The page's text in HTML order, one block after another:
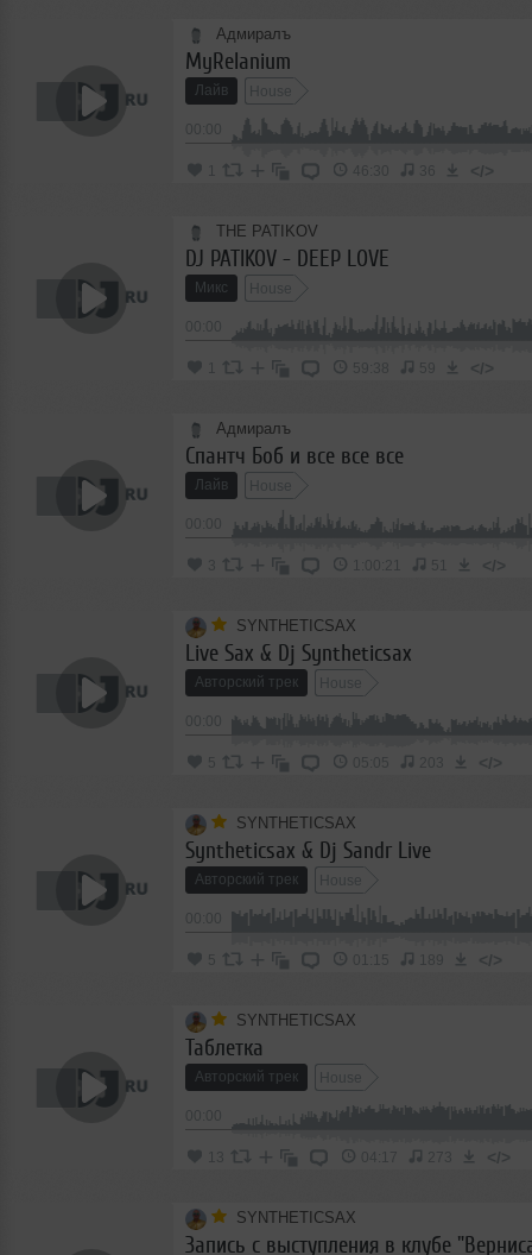
Адмиралъ
MyRelanium
Лайв House
46:30 36 </>
THE PATIKOV
DJ PATIKOV - DEEP LOVE
Микс House
59:38 59 </>
Адмиралъ
Спантч Боб и все все все
Лайв House
3 1:00:21 51 </>
SYNTHETICSAX
Live Sax & Dj Syntheticsax
Авторский трек House
5 05:05 203 </>
SYNTHETICSAX
Syntheticsax & Dj Sandr Live
Авторский трек House
5 01:15 189 </>
SYNTHETICSAX
Таблетка
Авторский трек House
13 04:17 273 </>
SYNTHETICSAX